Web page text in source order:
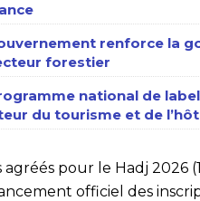
renforce la
forestier
national de
du tourisme et de
agréés pour le Hadj 2026
officiel des